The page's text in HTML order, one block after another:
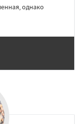
однако